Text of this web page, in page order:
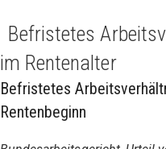
Befristetes
im Rentenalter
Befristetes
Rentenbeginn